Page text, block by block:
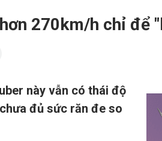
270km/h chỉ để
này vẫn có thái độ
đủ sức răn đe so